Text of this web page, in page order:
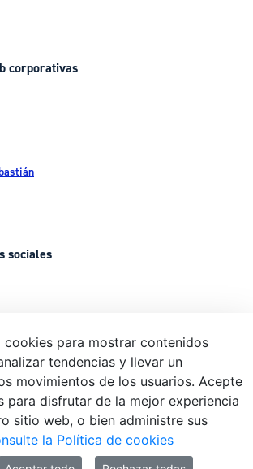
corporativas
sociales
- Ayuntamiento de Donostia / San Sebastián
/ San Sebastián
cookies para mostrar contenidos
tendencias y llevar un
movimientos de los usuarios. Acepte
para disfrutar de la mejor experiencia
sitio web, o bien administre sus
la Política de cookies